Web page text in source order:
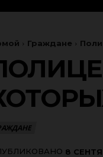
Граждане
8